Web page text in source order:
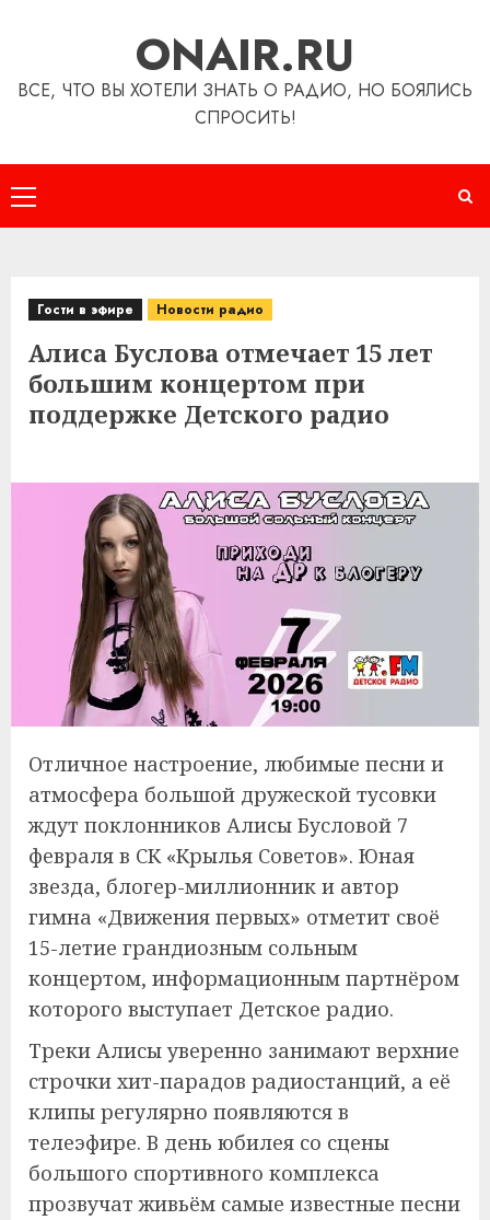
ONAIR.RU
ВСЕ, ЧТО ВЫ ХОТЕЛИ ЗНАТЬ О РАДИО, НО БОЯЛИСЬ
СПРОСИТЬ!
Основное
меню
Гости в эфире Новости радио
Алиса Буслова отмечает 15 лет
большим концертом при
поддержке Детского радио
Отличное настроение, любимые песни и
атмосфера большой дружеской тусовки
ждут поклонников Алисы Бусловой 7
февраля в СК «Крылья Советов». Юная
звезда, блогер-миллионник и автор
гимна «Движения первых» отметит своё
15-летие грандиозным сольным
концертом, информационным партнёром
которого выступает Детское радио.
Треки Алисы уверенно занимают верхние
строчки хит-парадов радиостанций, а её
клипы регулярно появляются в
телеэфире. В день юбилея со сцены
большого спортивного комплекса
прозвучат живьём самые известные песни